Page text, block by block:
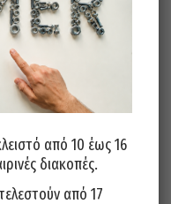
FETEIRA Πορτογαλίας
Πλακέ 5″
από 10 έως 16
διακοπές.
από 17